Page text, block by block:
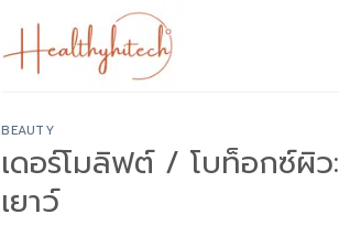
BEAUTY
เดอร์โมลิฟต์ / โบท็อกซ์ผิ
เยาว์